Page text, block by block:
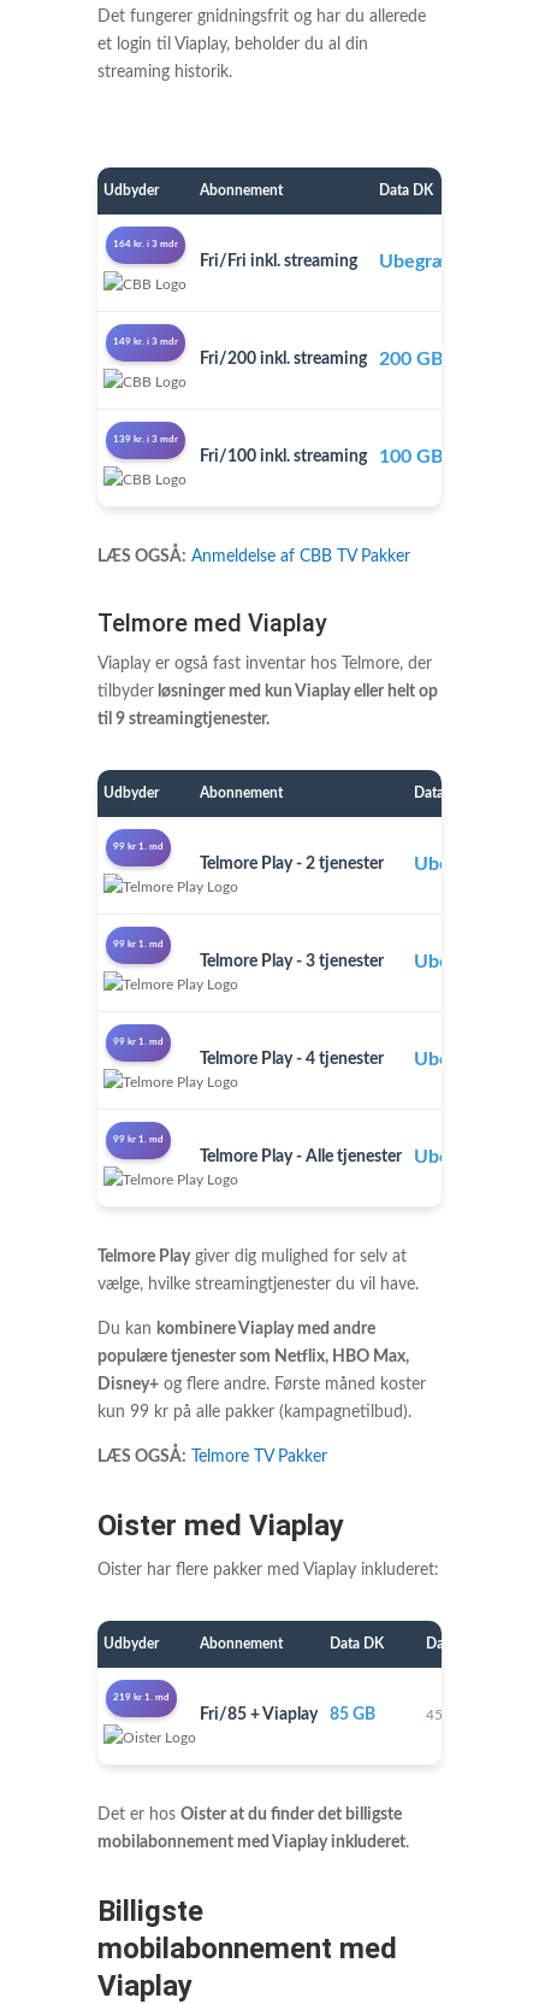
Det fungerer gnidningsfrit og har du allerede
et login til Viaplay, beholder du al din
streaming historik.
Udbyder Abonnement Data DK
164 kr. i 3 mdr
Fri/Fri inkl. streaming Ubegrænset
149 kr. i 3 mdr
Fri/200 inkl. streaming 200 GB
139 kr. i 3 mdr
Fri/100 inkl. streaming 100 GB
LÆS OGSÅ: Anmeldelse af CBB TV Pakker
Telmore med Viaplay
Viaplay er også fast inventar hos Telmore, der
tilbyderløsninger med kun Viaplay eller helt op
til 9 streamingtjenester.
Udbyder Abonnement Data
99 kr 1. md
Telmore Play - 2 tjenester Ubegrænset
99 kr 1. md
Telmore Play - 3 tjenester Ubegrænset
99 kr 1. md
Telmore Play - 4 tjenester Ubegrænset
99 kr 1. md
Telmore Play - Alle tjenester Ubegrænset
Telmore Playgiver dig mulighed for selv at
vælge, hvilke streamingtjenester du vil have.
Du kan kombinere Viaplay med andre
populære tjenester som Netflix, HBO Max,
Disney+og flere andre. Første måned koster
kun 99 kr på alle pakker (kampagnetilbud).
LÆS OGSÅ: Telmore TV Pakker
Oister med Viaplay
Oister har flere pakker med Viaplay inkluderet:
Udbyder Abonnement Data DK Data EU
219 kr 1. md
Fri/85 + Viaplay 85 GB 45 GB
Det er hos Oister at du finder det billigste
mobilabonnement med Viaplay inkluderet.
Billigste
mobilabonnement med
Viaplay